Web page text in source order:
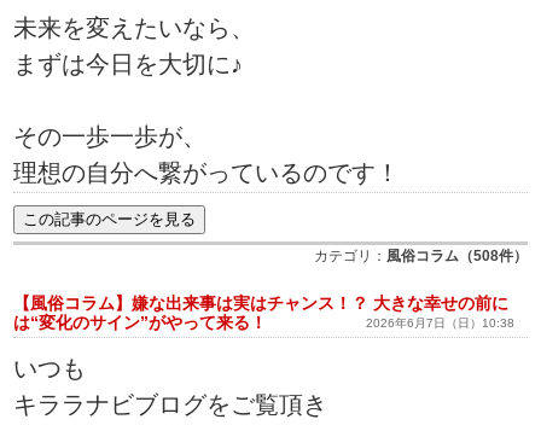
未来を変えたいなら、
まずは今日を大切に♪
その一歩一歩が、
理想の自分へ繋がっているのです！
カテゴリ： 風俗コラム（508件）
【風俗コラム】嫌な出来事は実はチャンス！？ 大きな幸せの前に
は“変化のサイン”がやって来る！
2026年6月7日（日）10:38
いつも
キララナビブログをご覧頂き